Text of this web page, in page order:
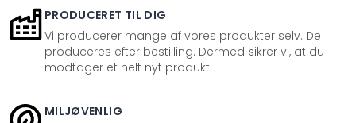
PRODUCERET TIL DIG
Vi producerer mange af vores produkter selv. De
produceres efter bestilling. Dermed sikrer vi, at du
modtager et helt nyt produkt.
MILJØVENLIG